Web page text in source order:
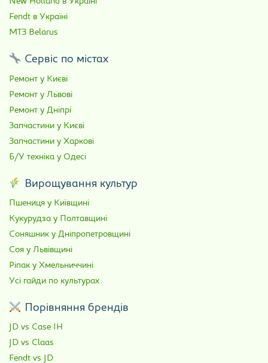
Fendt в Україні
МТЗ Belarus
Сервіс по містах
Ремонт у Києві
Ремонт у Львові
Ремонт у Дніпрі
Запчастини у Києві
Запчастини у Харкові
Б/У техніка у Одесі
Вирощування культур
Пшениця у Київщині
Кукурудза у Полтавщині
Соняшник у Дніпропетровщині
Соя у Львівщині
Ріпак у Хмельниччині
Усі гайди по культурах
Порівняння брендів
JD vs Case IH
JD vs Claas
Fendt vs JD